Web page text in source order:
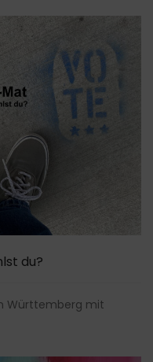
du?
Württemberg mit